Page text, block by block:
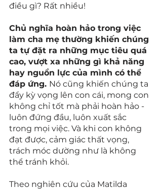
điều gì? Rất nhiều!
Chủ nghĩa hoàn hảo trong việc
làm cha mẹ thường khiến chúng
ta tự đặt ra những mục tiêu quá
cao, vượt xa những gì khả năng
hay nguồn lực của mình có thể
đáp ứng. Nó cũng khiến chúng ta
đẩy kỳ vọng lên con cái, mong con
không chỉ tốt mà phải hoàn hảo -
luôn đứng đầu, luôn xuất sắc
trong mọi việc. Và khi con không
đạt được, cảm giác thất vọng,
trách móc dường như là không
thể tránh khỏi.
Theo nghiên cứu của Matilda